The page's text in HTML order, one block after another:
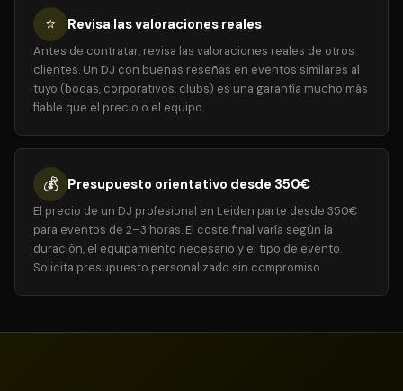
⭐ Revisa las valoraciones reales
Antes de contratar, revisa las valoraciones reales de otros
clientes. Un DJ con buenas reseñas en eventos similares al
tuyo (bodas, corporativos, clubs) es una garantía mucho más
fiable que el precio o el equipo.
💰 Presupuesto orientativo desde 350€
El precio de un DJ profesional en Leiden parte desde 350€
para eventos de 2–3 horas. El coste final varía según la
duración, el equipamiento necesario y el tipo de evento.
Solicita presupuesto personalizado sin compromiso.